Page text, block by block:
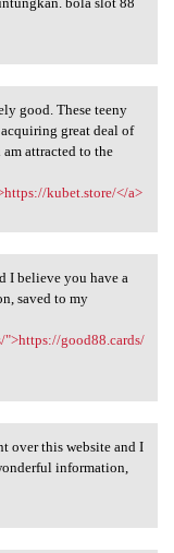
good. These teeny
great deal of
attracted to the
kubet.store/</a>
I believe you have a
saved to my
good88.cards/
I went
over this website and I
information,